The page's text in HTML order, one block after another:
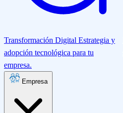
Transformación Digital Estrategia y
adopción tecnológica para tu
empresa.
Empresa